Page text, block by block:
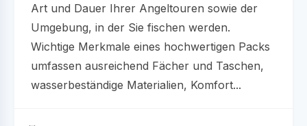
Art und Dauer Ihrer Angeltouren sowie der
Umgebung, in der Sie fischen werden.
Wichtige Merkmale eines hochwertigen Packs
umfassen ausreichend Fächer und Taschen,
wasserbeständige Materialien, Komfort...